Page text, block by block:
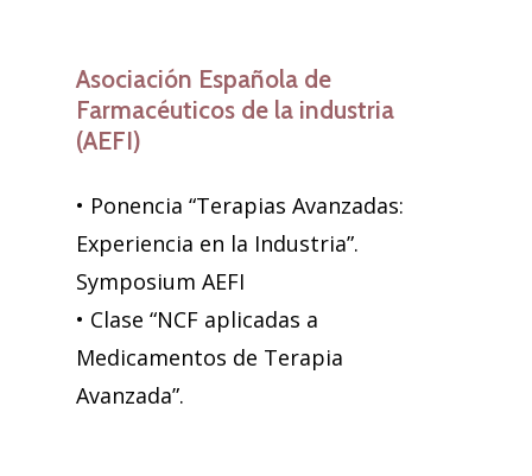
Asociación Española de
Farmacéuticos de la industria
(AEFI)
• Ponencia “Terapias Avanzadas:
Experiencia en la Industria”.
Symposium AEFI
• Clase “NCF aplicadas a
Medicamentos de Terapia
Avanzada”.